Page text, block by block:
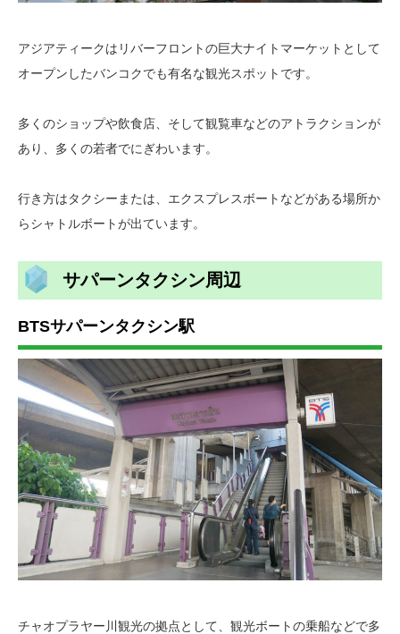
アジアティークはリバーフロントの巨大ナイトマーケットとして
オープンしたバンコクでも有名な観光スポットです。
多くのショップや飲食店、そして観覧車などのアトラクションが
あり、多くの若者でにぎわいます。
行き方はタクシーまたは、エクスプレスボートなどがある場所か
らシャトルボートが出ています。
サパーンタクシン周辺
BTSサパーンタクシン駅
チャオプラヤー川観光の拠点として、観光ボートの乗船などで多